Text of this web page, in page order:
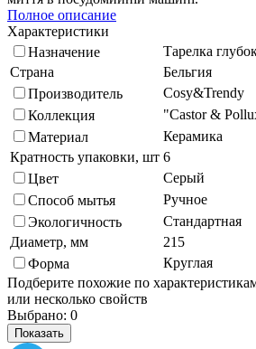
Полное описание
Характеристики
Назначение
Тарелка
Страна
Бельгия
Производитель
Cosy&Trendy
Коллекция
"Castor &
Материал
Керамика
Кратность упаковки, шт 6
Цвет
Серый
Способ мытья
Ручное
Экологичность
Стандартная
Диаметр, мм
215
Форма
Круглая
Подберите похожие по
или несколько свойств
Выбрано: 0
Показать